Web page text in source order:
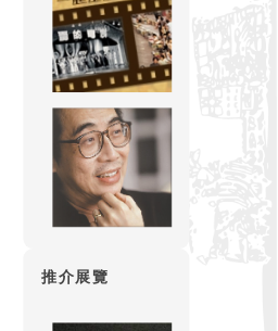
推介展覽